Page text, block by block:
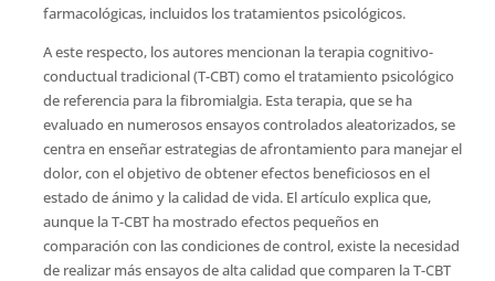
farmacológicas, incluidos los tratamientos psicológicos.
A este respecto, los autores mencionan la terapia cognitivo-
conductual tradicional (T-CBT) como el tratamiento psicológico
de referencia para la fibromialgia. Esta terapia, que se ha
evaluado en numerosos ensayos controlados aleatorizados, se
centra en enseñar estrategias de afrontamiento para manejar el
dolor, con el objetivo de obtener efectos beneficiosos en el
estado de ánimo y la calidad de vida. El artículo explica que,
aunque la T-CBT ha mostrado efectos pequeños en
comparación con las condiciones de control, existe la necesidad
de realizar más ensayos de alta calidad que comparen la T-CBT